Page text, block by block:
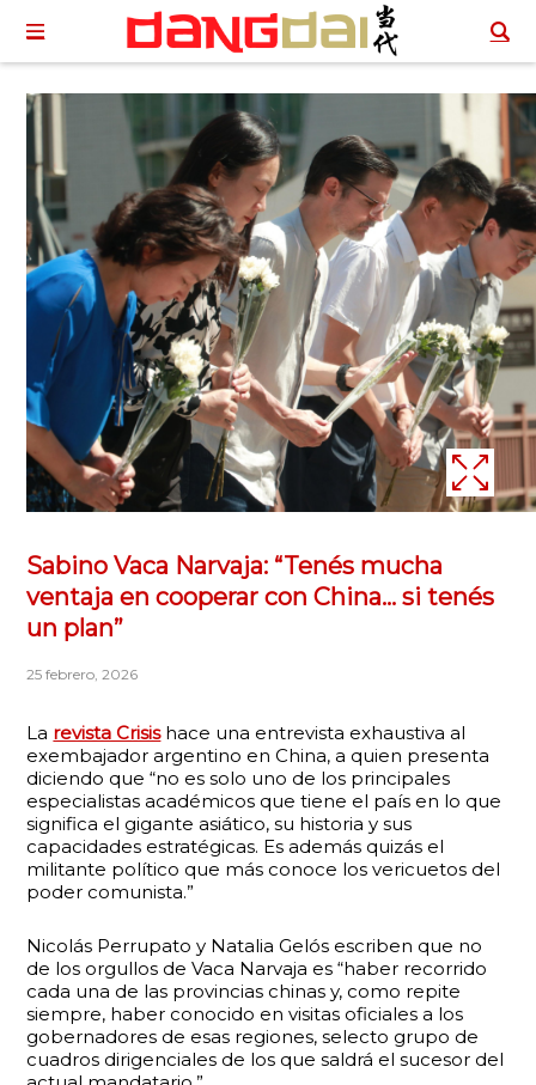
Sabino Vaca Narvaja: “Tenés mucha
ventaja en cooperar con China… si tenés
un plan”
25 febrero, 2026
La revista Crisishace una entrevista exhaustiva al
exembajador argentino en China, a quien presenta
diciendo que “no es solo uno de los principales
especialistas académicos que tiene el país en lo que
significa el gigante asiático, su historia y sus
capacidades estratégicas. Es además quizás el
militante político que más conoce los vericuetos del
poder comunista.”
Nicolás Perrupato y Natalia Gelós escriben que no
de los orgullos de Vaca Narvaja es “haber recorrido
cada una de las provincias chinas y, como repite
siempre, haber conocido en visitas oficiales a los
gobernadores de esas regiones, selecto grupo de
cuadros dirigenciales de los que saldrá el sucesor del